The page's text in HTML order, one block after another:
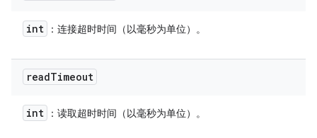
int ：连接超时时间（以毫秒为单位）。
readTimeout
int ：读取超时时间（以毫秒为单位）。